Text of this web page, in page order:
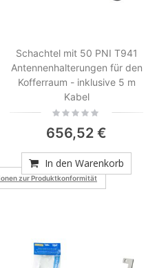
zur Produktkonformität
Schachtel mit 50 PNI T941
Antennenhalterungen für den
Kofferraum - inklusive 5 m
Kabel
Rating:
656,52 €
In den Warenkorb